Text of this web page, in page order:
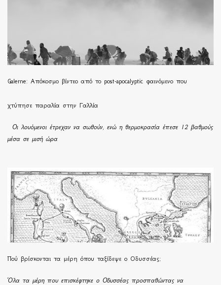
Galerne: Απόκοσμο βίντεο από το post-apocalyptic φαινόμενο που
χτύπησε παραλία στην Γαλλία
Οι λουόμενοι έτρεχαν να σωθούν, ενώ η θερμοκρασία έπεσε 12 βαθμούς
μέσα σε μισή ώρα
Πού βρίσκονται τα μέρη όπου ταξίδεψε ο Οδυσσέας;
Όλα τα μέρη που επισκέφτηκε ο Οδυσσέας προσπαθώντας να